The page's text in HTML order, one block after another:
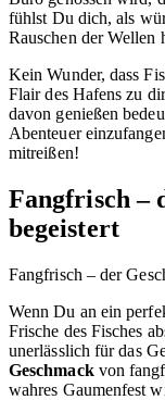
fühlst Du dich, als
Rauschen der Wellen
Kein Wunder, dass
Flair des Hafens zu
davon genießen
Abenteuer
mitreißen!
Fangfrisch –
begeistert
Fangfrisch – der
Wenn Du an ein
Frische des Fisches
unerlässlich für das
Geschmackvon
wahres Gaumenfest